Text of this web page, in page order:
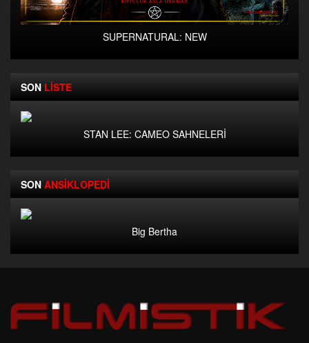
SUPERNATURAL: NEW
SON LİSTE
STAN LEE: CAMEO SAHNELERİ
SON ANSİKLOPEDİ
Big Bertha